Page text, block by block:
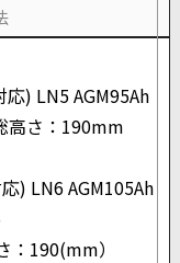
) LN5 AGM95Ah
さ：190mm
) LN6 AGM105Ah
190(mm）